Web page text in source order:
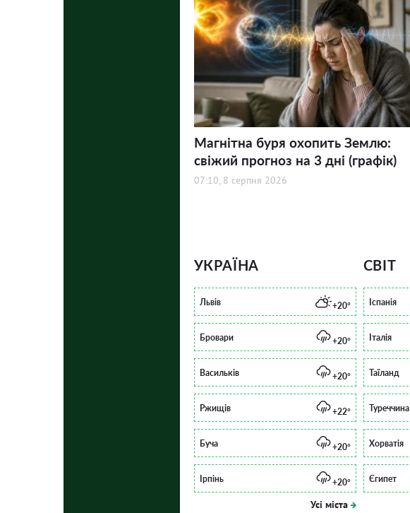
Магнітна буря охопить Землю:
свіжий прогноз на 3 дні (графік)
07:10, 8 серпня 2026
УКРАЇНА
Львів +20°
Бровари +20°
Васильків +20°
Ржищів +22°
Буча +20°
Ірпінь +20°
Усі міста
СВІТ
Іспанія
Італія
Таїланд
Туреччина
Хорватія
Єгипет